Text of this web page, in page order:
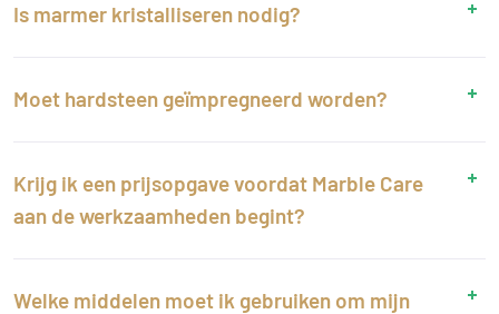
Is marmer kristalliseren nodig?
Moet hardsteen geïmpregneerd worden?
Krijg ik een prijsopgave voordat Marble Care
aan de werkzaamheden begint?
Welke middelen moet ik gebruiken om mijn